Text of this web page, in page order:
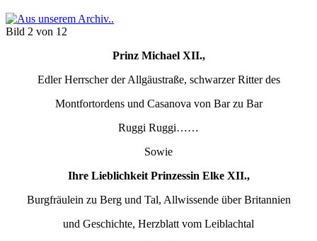
Bild 2 von 12
Prinz Michael XII.,
Edler Herrscher der Allgäustraße, schwarzer Ritter des
Montfortordens und Casanova von Bar zu Bar
Ruggi Ruggi……
Sowie
Ihre Lieblichkeit Prinzessin Elke XII.,
Burgfräulein zu Berg und Tal, Allwissende über Britannien
und Geschichte, Herzblatt vom Leiblachtal